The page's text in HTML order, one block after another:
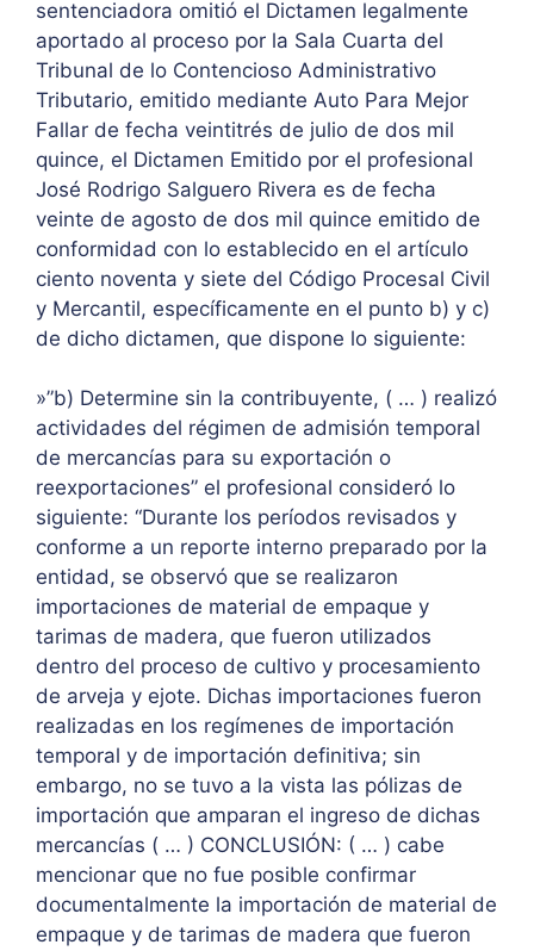
sentenciadora omitió el Dictamen legalmente
aportado al proceso por la Sala Cuarta del
Tribunal de lo Contencioso Administrativo
Tributario, emitido mediante Auto Para Mejor
Fallar de fecha veintitrés de julio de dos mil
quince, el Dictamen Emitido por el profesional
José Rodrigo Salguero Rivera es de fecha
veinte de agosto de dos mil quince emitido de
conformidad con lo establecido en el artículo
ciento noventa y siete del Código Procesal Civil
y Mercantil, específicamente en el punto b) y c)
de dicho dictamen, que dispone lo siguiente:
»”b) Determine sin la contribuyente, ( … ) realizó
actividades del régimen de admisión temporal
de mercancías para su exportación o
reexportaciones” el profesional consideró lo
siguiente: “Durante los períodos revisados y
conforme a un reporte interno preparado por la
entidad, se observó que se realizaron
importaciones de material de empaque y
tarimas de madera, que fueron utilizados
dentro del proceso de cultivo y procesamiento
de arveja y ejote. Dichas importaciones fueron
realizadas en los regímenes de importación
temporal y de importación definitiva; sin
embargo, no se tuvo a la vista las pólizas de
importación que amparan el ingreso de dichas
mercancías ( … ) CONCLUSIÓN: ( … ) cabe
mencionar que no fue posible confirmar
documentalmente la importación de material de
empaque y de tarimas de madera que fueron